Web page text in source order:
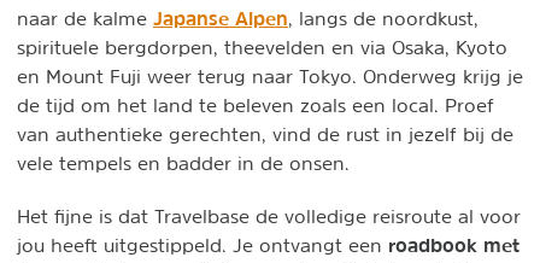
naar de kalme Japanse Alpen , langs de noordkust,
spirituele bergdorpen, theevelden en via Osaka, Kyoto
en Mount Fuji weer terug naar Tokyo. Onderweg krijg je
de tijd om het land te beleven zoals een local. Proef
van authentieke gerechten, vind de rust in jezelf bij de
vele tempels en badder in de onsen.
Het fijne is dat Travelbase de volledige reisroute al voor
jou heeft uitgestippeld. Je ontvangt een roadbook met